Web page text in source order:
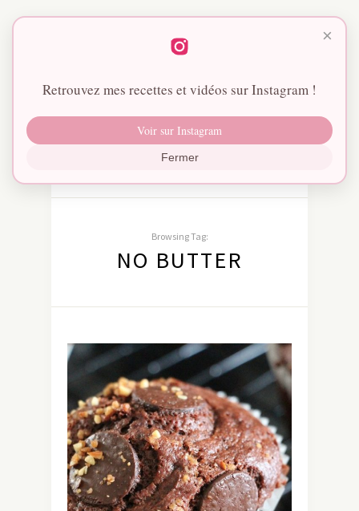
Browsing Tag:
NO BUTTER
×
Retrouvez mes recettes et vidéos sur Instagram !
Voir sur Instagram
Fermer